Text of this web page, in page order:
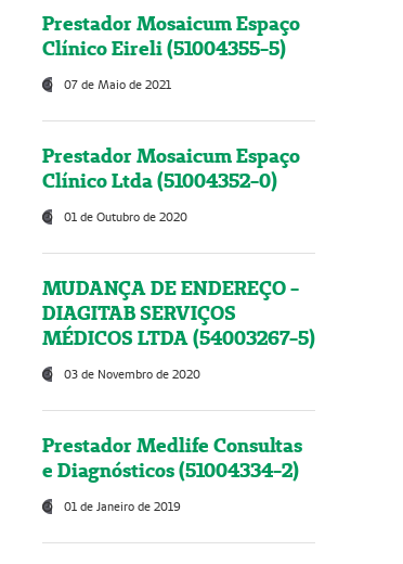
Prestador Mosaicum Espaço
Clínico Eireli (51004355-5)
07 de Maio de 2021
Prestador Mosaicum Espaço
Clínico Ltda (51004352-0)
01 de Outubro de 2020
MUDANÇA DE ENDEREÇO -
DIAGITAB SERVIÇOS
MÉDICOS LTDA (54003267-5)
03 de Novembro de 2020
Prestador Medlife Consultas
e Diagnósticos (51004334-2)
01 de Janeiro de 2019